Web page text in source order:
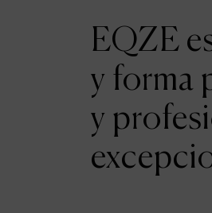
EQZE
y forma
y